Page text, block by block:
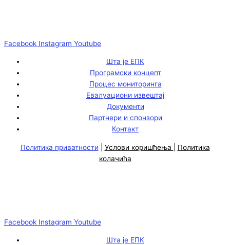
Facebook Instagram Youtube
Шта је ЕПК
Програмски концепт
Процес мониторинга
Евалуациони извештај
Документи
Партнери и спонзори
Контакт
Политика приватности Услови коришћења
Политика
колачића
Facebook Instagram Youtube
Шта је ЕПК